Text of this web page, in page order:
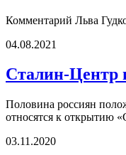
Комментарий Льва
04.08.2021
Сталин-Центр
Половина россиян
относятся к открытию
03.11.2020